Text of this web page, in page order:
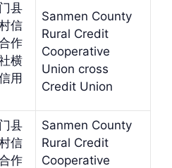
县
信
作
横
用
Sanmen County
Rural Credit
Cooperative
Union cross
Credit Union
县
信
作
Sanmen County
Rural Credit
Cooperative